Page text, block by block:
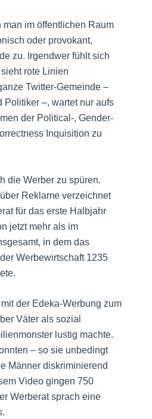
man im öffentlichen Raum
oder provokant,
zu. Irgendwer fühlt sich
rote Linien
Twitter-Gemeinde –
Politiker –, wartet nur aufs
der Political-, Gender-
Inquisition zu
die Werber zu spüren.
Reklame verzeichnet
für das erste Halbjahr
jetzt mehr als im
in dem das
Werbewirtschaft 1235
der Edeka-Werbung zum
Väter als sozial
lustig machte.
– so sie unbedingt
Männer diskriminierend
Video gingen 750
Werberat sprach eine